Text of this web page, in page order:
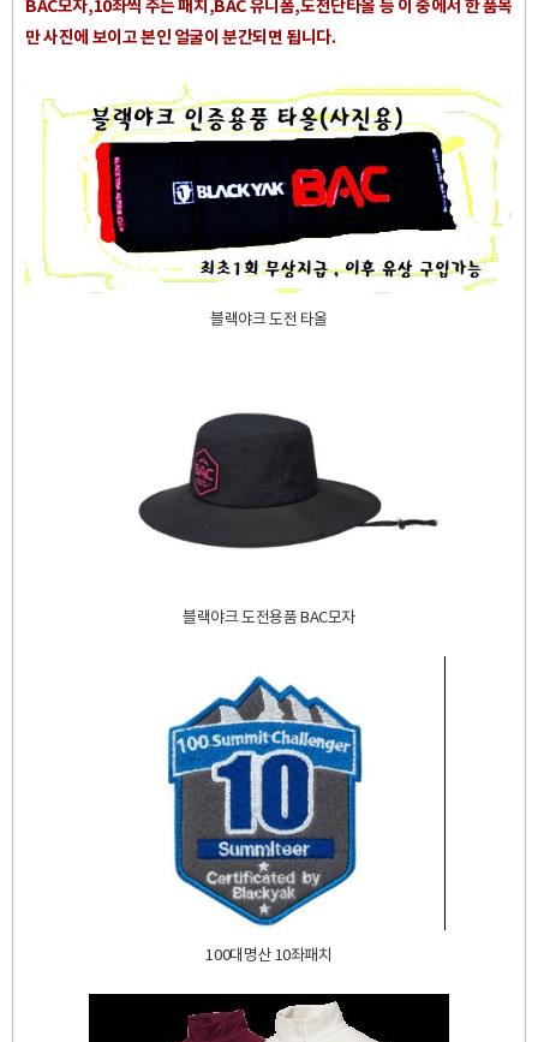
BAC모자,10좌씩 주는 패치,BAC 유니폼,도전단타올 등 이 중에서 한 품목
만 사진에 보이고 본인 얼굴이 분간되면 됩니다.
블랙야크 도전 타올
블랙야크 도전용품 BAC모자
100대명산 10좌패치